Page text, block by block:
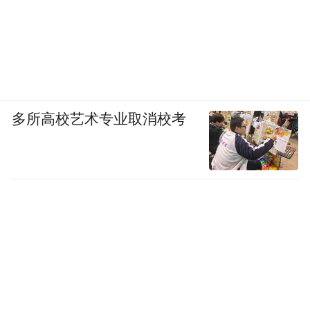
多所高校艺术专业取消校考